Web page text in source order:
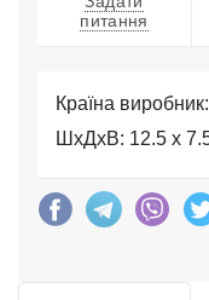
питання
Країна виробник:
ШхДхВ: 12.5 x